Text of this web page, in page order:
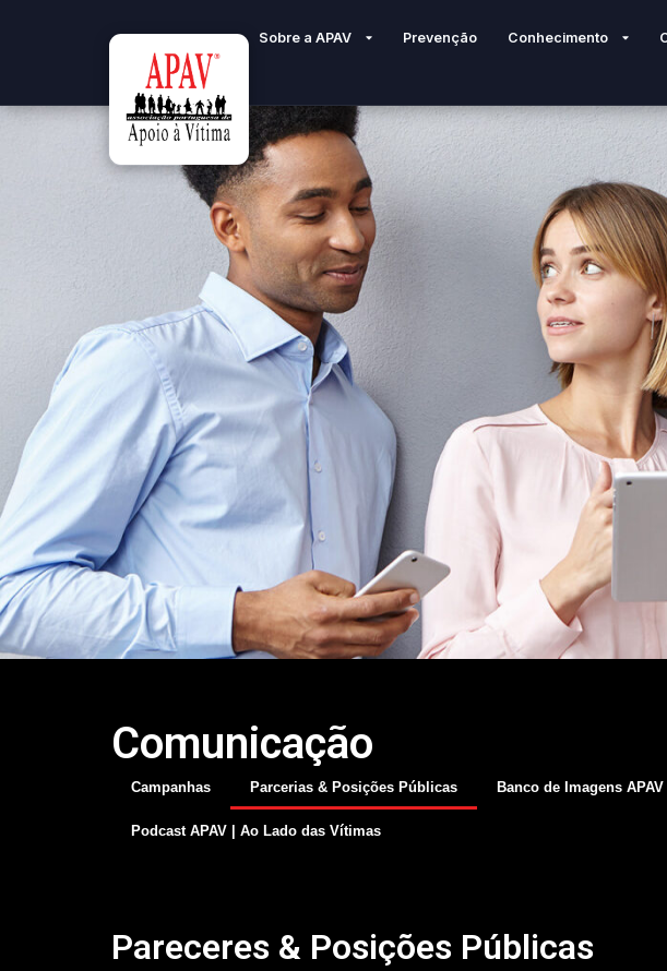
Sobre a APAV Prevenção Conhecimento
Comunicação
Campanhas Parcerias & Posições Públicas Banco de Imagens APAV
Podcast APAV | Ao Lado das Vítimas
Pareceres & Posições Públicas